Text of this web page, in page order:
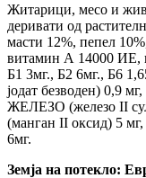
Житарици, месо и
деривати од
масти 12%, пепел
витамин А 14000 ИЕ,
Б1 3мг., Б2 6мг., Б6
јодат безводен) 0,9
ЖЕЛЕЗО (железо II
(манган II оксид) 5
6мг.
Земја на потекло: